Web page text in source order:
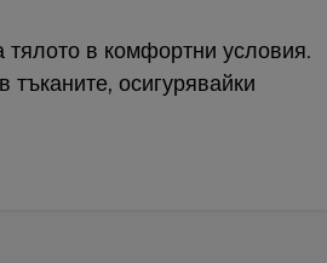
в комфортни условия.
осигурявайки